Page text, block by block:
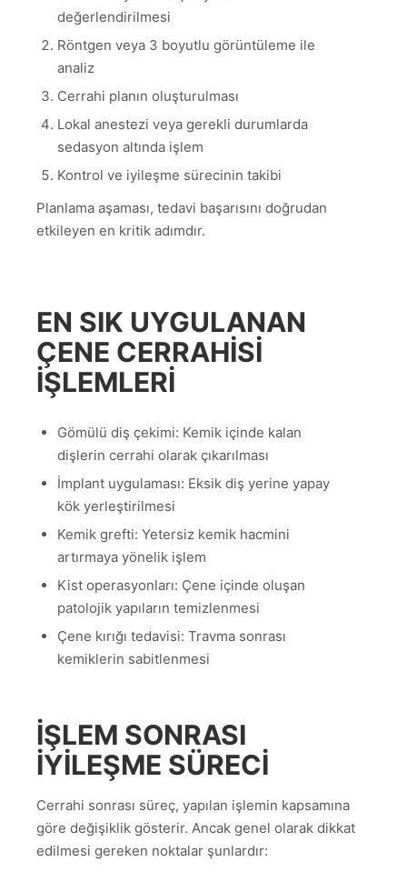
değerlendirilmesi
Röntgen veya 3 boyutlu görüntüleme ile
analiz
Cerrahi planın oluşturulması
Lokal anestezi veya gerekli durumlarda
sedasyon altında işlem
Kontrol ve iyileşme sürecinin takibi
Planlama aşaması, tedavi başarısını doğrudan
etkileyen en kritik adımdır.
EN SIK UYGULANAN
ÇENE CERRAHISI
IŞLEMLERI
Gömülü diş çekimi: Kemik içinde kalan
dişlerin cerrahi olarak çıkarılması
İmplant uygulaması: Eksik diş yerine yapay
kök yerleştirilmesi
Kemik grefti: Yetersiz kemik hacmini
artırmaya yönelik işlem
Kist operasyonları: Çene içinde oluşan
patolojik yapıların temizlenmesi
Çene kırığı tedavisi: Travma sonrası
kemiklerin sabitlenmesi
İŞLEM SONRASI
IYILEŞME SÜRECI
Cerrahi sonrası süreç, yapılan işlemin kapsamına
göre değişiklik gösterir. Ancak genel olarak dikkat
edilmesi gereken noktalar şunlardır: